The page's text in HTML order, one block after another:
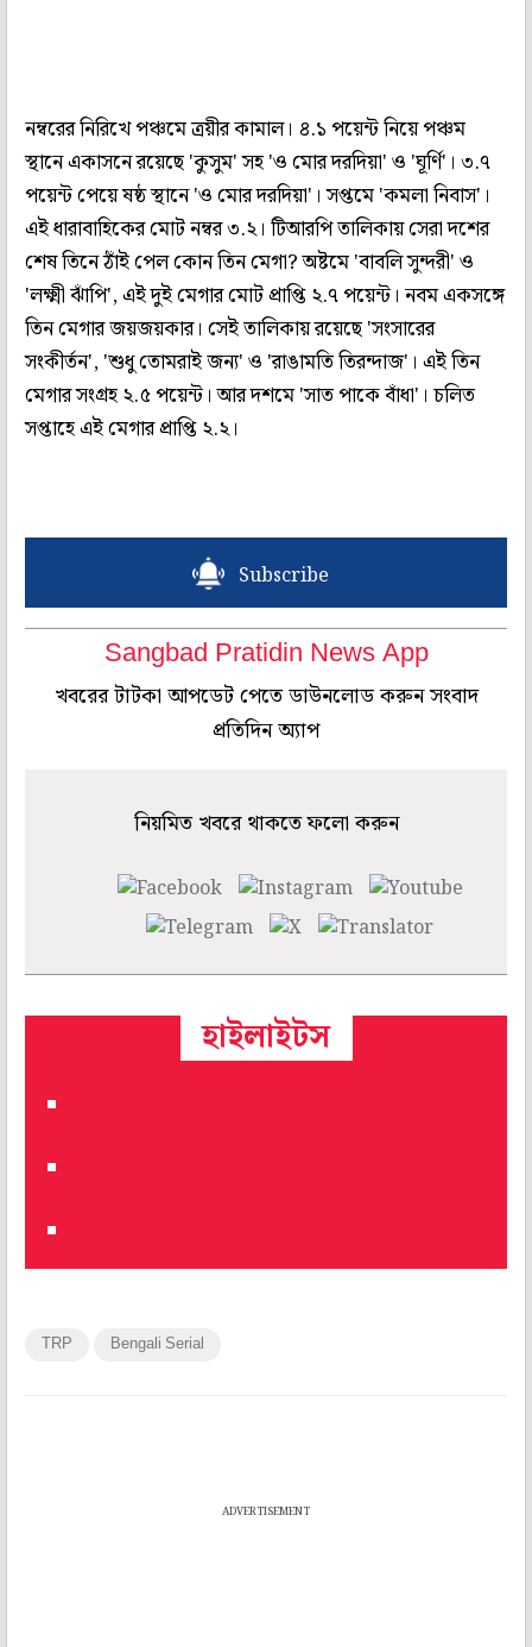
নম্বরের নিরিখে পঞ্চমে ত্রয়ীর কামাল। ৪.১ পয়েন্ট নিয়ে পঞ্চম
স্থানে একাসনে রয়েছে 'কুসুম' সহ 'ও মোর দরদিয়া' ও 'ঘূর্ণি'। ৩.৭
পয়েন্ট পেয়ে ষষ্ঠ স্থানে 'ও মোর দরদিয়া'। সপ্তমে 'কমলা নিবাস'।
এই ধারাবাহিকের মোট নম্বর ৩.২। টিআরপি তালিকায় সেরা দশের
শেষ তিনে ঠাঁই পেল কোন তিন মেগা? অষ্টমে 'বাবলি সুন্দরী' ও
'লক্ষ্মী ঝাঁপি', এই দুই মেগার মোট প্রাপ্তি ২.৭ পয়েন্ট। নবম একসঙ্গে
তিন মেগার জয়জয়কার। সেই তালিকায় রয়েছে 'সংসারের
সংকীর্তন', 'শুধু তোমরাই জন্য' ও 'রাঙামতি তিরন্দাজ'। এই তিন
মেগার সংগ্রহ ২.৫ পয়েন্ট। আর দশমে 'সাত পাকে বাঁধা'। চলিত
সপ্তাহে এই মেগার প্রাপ্তি ২.২।
Subscribe
Sangbad Pratidin News App
খবরের টাটকা আপডেট পেতে ডাউনলোড করুন সংবাদ
প্রতিদিন অ্যাপ
নিয়মিত খবরে থাকতে ফলো করুন
হাইলাইটস
TRP Bengali Serial
ADVERTISEMENT